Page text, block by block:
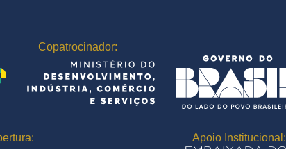
Copatrocinador:
Apoio Institucional: